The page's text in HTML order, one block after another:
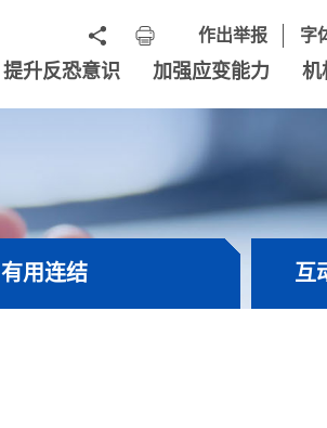
作出举报 字
提升反恐意识 加强应变能力 机
有用连结 互